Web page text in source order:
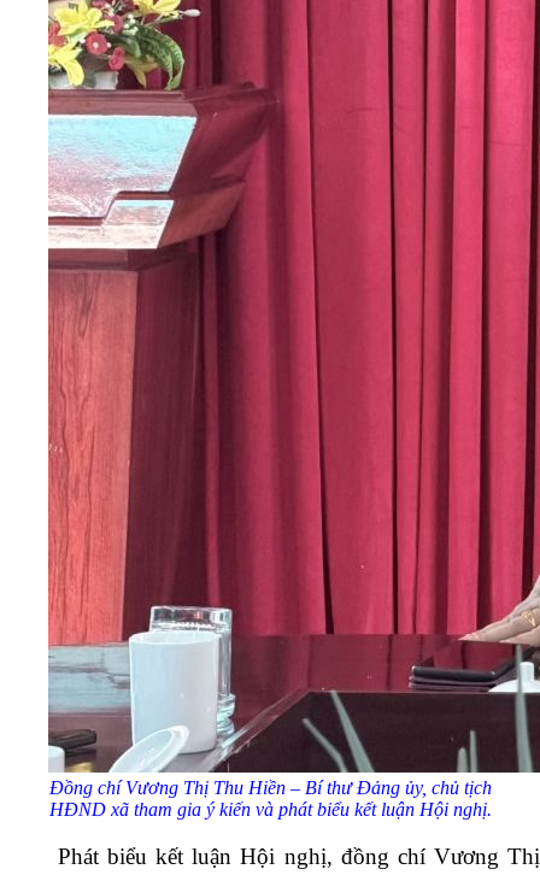
Đồng chí Vương Thị Thu Hiền – Bí thư Đảng ủy, chủ tịch
HĐND xã tham gia ý kiến và phát biểu kết luận Hội nghị.
Phát biểu kết luận Hội nghị, đồng chí Vương Thị